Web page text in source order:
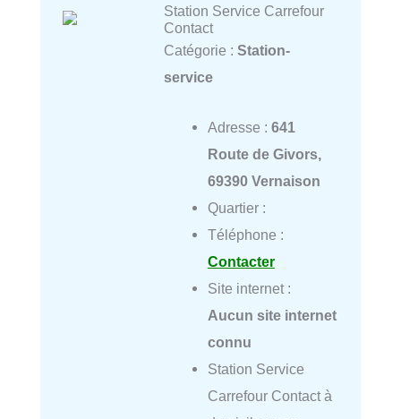
Station Service Carrefour
Contact
Catégorie : Station-
service
Adresse : 641
Route de Givors,
69390 Vernaison
Quartier :
Téléphone :
Contacter
Site internet :
Aucun site internet
connu
Station Service
Carrefour Contact à